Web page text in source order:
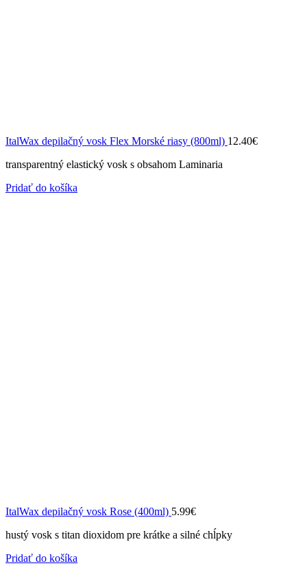
ItalWax depilačný vosk Flex Morské riasy (800ml) 12.40€
transparentný elastický vosk s obsahom Laminaria
Pridať do košíka
ItalWax depilačný vosk Rose (400ml) 5.99€
hustý vosk s titan dioxidom pre krátke a silné chĺpky
Pridať do košíka